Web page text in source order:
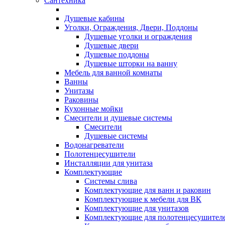
Душевые кабины
Уголки, Ограждения, Двери, Поддоны
Душевые уголки и ограждения
Душевые двери
Душевые поддоны
Душевые шторки на ванну
Мебель для ванной комнаты
Ванны
Унитазы
Раковины
Кухонные мойки
Смесители и душевые системы
Смесители
Душевые системы
Водонагреватели
Полотенцесушители
Инсталляции для унитаза
Комплектующие
Системы слива
Комплектующие для ванн и раковин
Комплектующие к мебели для ВК
Комплектующие для унитазов
Комплектующие для